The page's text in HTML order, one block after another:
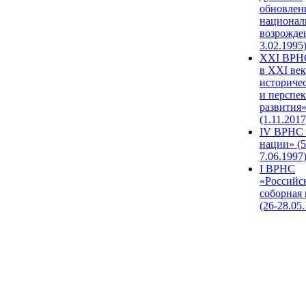
3.02.1995)
XХI
в XXI
и
развития»
IV ВРНС
нации»
7.06.1997)
I ВРНС
(26-